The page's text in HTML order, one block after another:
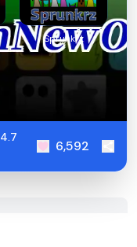
Sprunkrz
4.7
6,592